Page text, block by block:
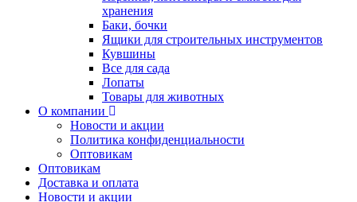
хранения
Баки, бочки
Ящики для строительных инструментов
Кувшины
Все для сада
Лопаты
Товары для животных
О компании
Новости и акции
Политика конфиденциальности
Оптовикам
Оптовикам
Доставка и оплата
Новости и акции